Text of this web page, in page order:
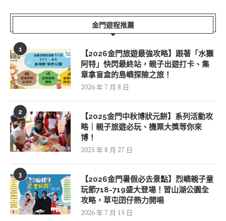
金門遊程推薦
1
【2026金門旅遊最強攻略】跟著「水獺
阿特」快閃最終站，親子出遊打卡、集
章拿盲盒的島嶼探險之旅！
2026 年 7 月 8 日
2
【2025金門中秋博狀元餅】系列活動攻
略｜親子旅遊必玩、機票大獎等你來
博！
2025 年 8 月 27 日
3
【2026金門暑假必去景點】烈嶼親子童
玩節718-719盛大登場！習山湖公園全
攻略，草屯囝仔熱力開唱
2026 年 7 月 15 日